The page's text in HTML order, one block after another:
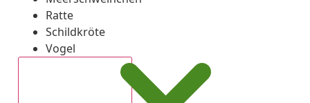
Ratte
Schildkröte
Vogel